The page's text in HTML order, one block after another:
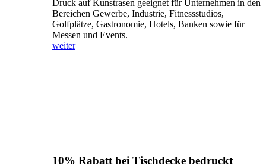
Druck auf Kunstrasen geeignet für Unternehmen in den
Bereichen Gewerbe, Industrie, Fitnessstudios,
Golfplätze, Gastronomie, Hotels, Banken sowie für
Messen und Events.
weiter
10% Rabatt bei Tischdecke bedruckt